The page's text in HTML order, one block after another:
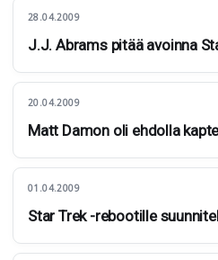
28.04.2009
J.J. Abrams pitää avoinna
20.04.2009
Matt Damon oli ehdolla
01.04.2009
Star Trek -rebootille